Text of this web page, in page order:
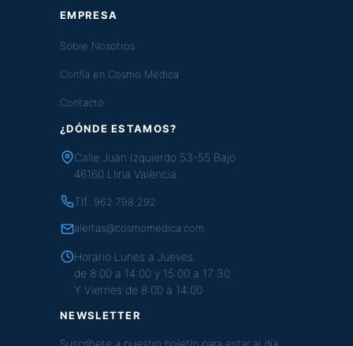
EMPRESA
Sobre Nosotros
Confía en Cosmo Médica
Contacto
¿DÓNDE ESTAMOS?
Calle Juan Izquierdo 53-55 Bajo
46160 Lliria València
Tlf: 962 798 292
alertas@cosmomedica.com
Horario Lunes a Jueves:
de 8:00 a 14:00 y 15:00 a 17:30
Y Viernes de 8:00 a 14:00
NEWSLETTER